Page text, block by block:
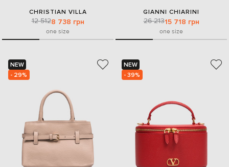
CHRISTIAN VILLA
12 5128 738 грн
one size
GIANNI CHIARINI
26 21315 718 грн
one size
NEW
- 29%
NEW
- 39%